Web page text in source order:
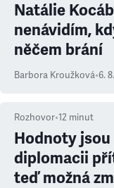
Natálie
nenávidím,
něčem brání
Barbora Kroužková•6.
Rozhovor•12 minut
Hodnoty
diplomacii
teď možná